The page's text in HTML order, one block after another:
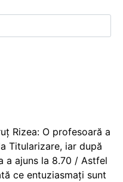
Rizea: O profesoară a
Titularizare, iar după
a ajuns la 8.70 / Astfel
ce entuziasmați sunt